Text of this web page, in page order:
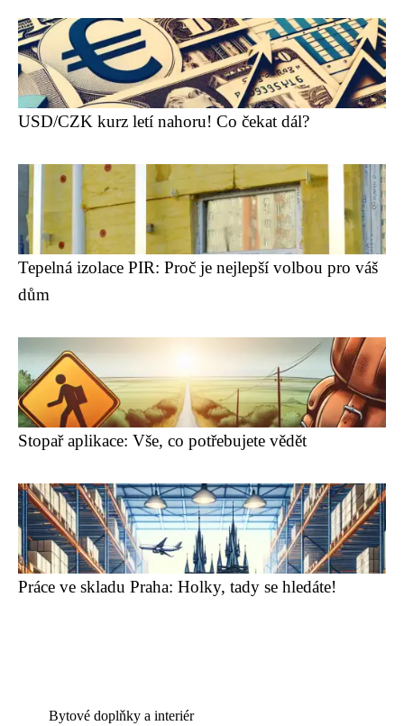
USD/CZK kurz letí nahoru! Co čekat dál?
Tepelná izolace PIR: Proč je nejlepší volbou pro váš
dům
Stopař aplikace: Vše, co potřebujete vědět
Práce ve skladu Praha: Holky, tady se hledáte!
Bytové doplňky a interiér